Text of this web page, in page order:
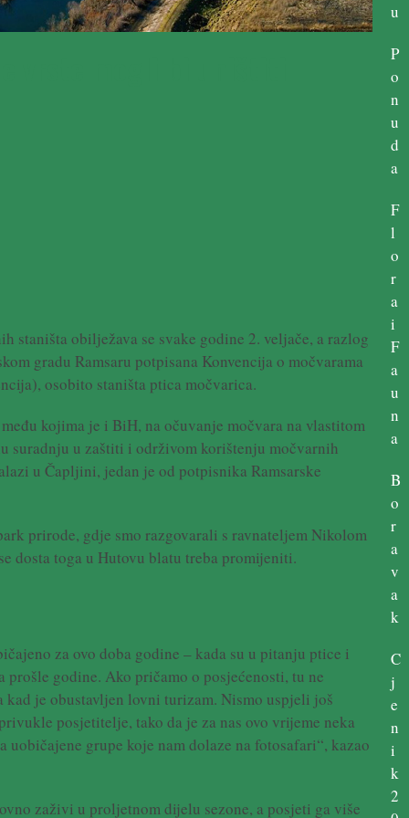
staništa obilježava se svake godine 2. veljače, a razlog
gradu Ramsaru potpisana Konvencija o močvarama
osobito staništa ptica močvarica.
kojima je i BiH, na očuvanje močvara na vlastitom
suradnju u zaštiti i održivom korištenju močvarnih
u Čapljini, jedan je od potpisnika Ramsarske
prirode, gdje smo razgovarali s ravnateljem Nikolom
dosta toga u Hutovu blatu treba promijeniti.
za ovo doba godine – kada su u pitanju ptice i
godine. Ako pričamo o posjećenosti, tu ne
je obustavljen lovni turizam. Nismo uspjeli još
posjetitelje, tako da je za nas ovo vrijeme neka
uobičajene grupe koje nam dolaze na fotosafari“, kazao
zaživi u proljetnom dijelu sezone, a posjeti ga više
u
P
o
n
u
d
a
F
l
o
r
a
i
F
a
u
n
a
B
o
r
a
v
a
k
C
j
e
n
i
k
2